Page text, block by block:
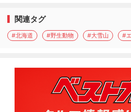
関連タグ
#北海道 #野生動物 #大雪山 #